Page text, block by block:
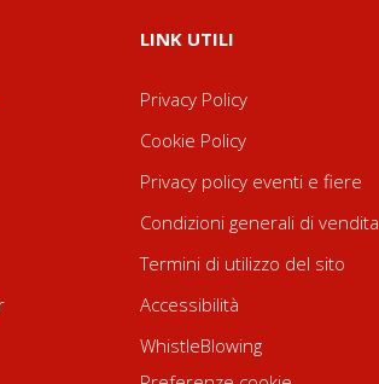
LINK UTILI
Privacy Policy
Cookie Policy
Privacy policy eventi e fiere
Condizioni generali di vendita
Termini di utilizzo del sito
Accessibilità
WhistleBlowing